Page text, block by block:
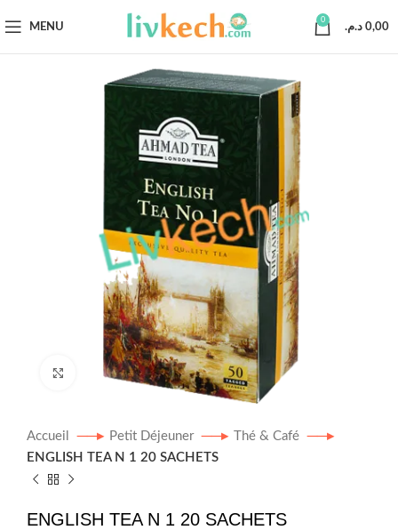
MENU
0
0,00 د.م.
Click to enlarge
Accueil Petit Déjeuner
Thé & Café
ENGLISH TEA N 1 20 SACHETS
ENGLISH TEA N 1 20 SACHETS